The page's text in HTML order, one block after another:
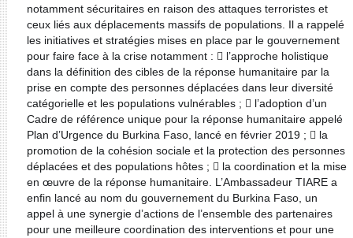
notamment sécuritaires en raison des attaques terroristes et
ceux liés aux déplacements massifs de populations. Il a rappelé
les initiatives et stratégies mises en place par le gouvernement
pour faire face à la crise notamment :  l’approche holistique
dans la définition des cibles de la réponse humanitaire par la
prise en compte des personnes déplacées dans leur diversité
catégorielle et les populations vulnérables ;  l’adoption d’un
Cadre de référence unique pour la réponse humanitaire appelé
Plan d’Urgence du Burkina Faso, lancé en février 2019 ;  la
promotion de la cohésion sociale et la protection des personnes
déplacées et des populations hôtes ;  la coordination et la mise
en œuvre de la réponse humanitaire. L’Ambassadeur TIARE a
enfin lancé au nom du gouvernement du Burkina Faso, un
appel à une synergie d’actions de l’ensemble des partenaires
pour une meilleure coordination des interventions et pour une